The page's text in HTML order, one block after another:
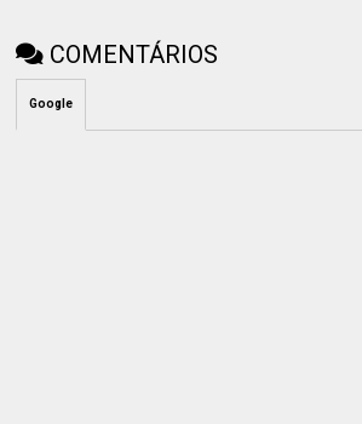
COMENTÁRIOS
Google